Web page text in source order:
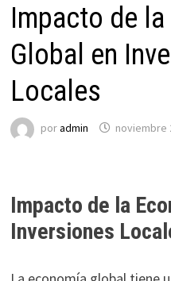
Impacto de
Global en
Locales
poradmin noviembre
Impacto de la
Inversiones